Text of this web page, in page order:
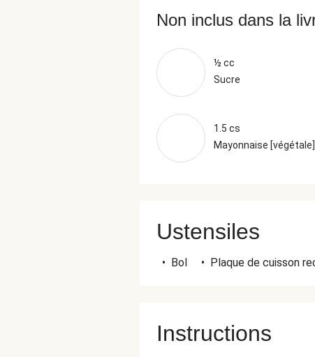
Non inclus dans la
½ cc
Sucre
1.5 cs
Mayonnaise [végétale]
Ustensiles
• Bol • Plaque de cuisson
Instructions